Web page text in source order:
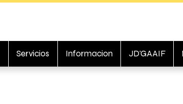
Servicios Informacion JD'GAAIF